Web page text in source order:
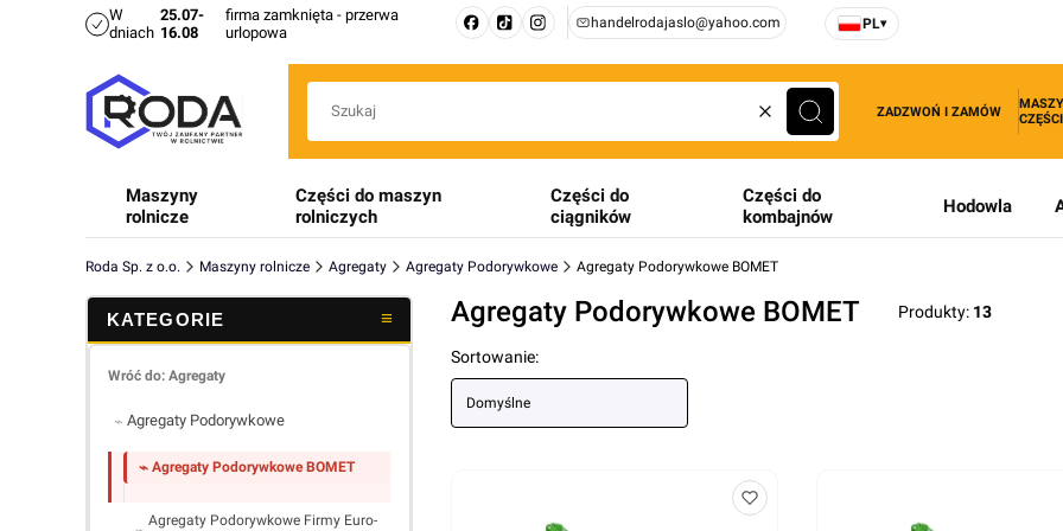
W
dniach
25.07-
16.08
firma zamknięta - przerwa
urlopowa
handelrodajaslo@yahoo.com PL▾
WyczyśćSzukaj
ZADZWOŃ I ZAMÓW
Maszyny
rolnicze
Części do maszyn
rolniczych
Części do
ciągników
Części do
kombajnów
Hodowla
Roda Sp. z o.o. Maszyny rolnicze Agregaty Agregaty Podorywkowe Agregaty Podorywkowe BOMET
Wróć do: Agregaty
Agregaty Podorywkowe
Agregaty Podorywkowe BOMET
Agregaty Podorywkowe Firmy Euro-
Agregaty Podorywkowe BOMET Produkty: 13
Lista produktów
Sortowanie:
Domyślne